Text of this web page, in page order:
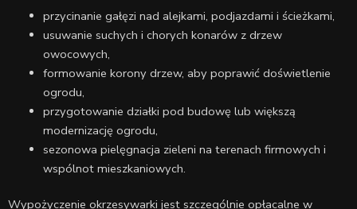
przycinanie gałęzi nad alejkami, podjazdami i ścieżkami,
usuwanie suchych i chorych konarów z drzew
owocowych,
formowanie korony drzew, aby poprawić doświetlenie
ogrodu,
przygotowanie działki pod budowę lub większą
modernizację ogrodu,
sezonowa pielęgnacja zieleni na terenach firmowych i
wspólnot mieszkaniowych.
Wypożyczenie okrzesywarki jest szczególnie opłacalne w